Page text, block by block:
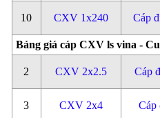
10 CXV 1x240 Cáp
Bảng giá cáp CXV ls vina -
2 CXV 2x2.5 Cáp
3 CXV 2x4 Cáp